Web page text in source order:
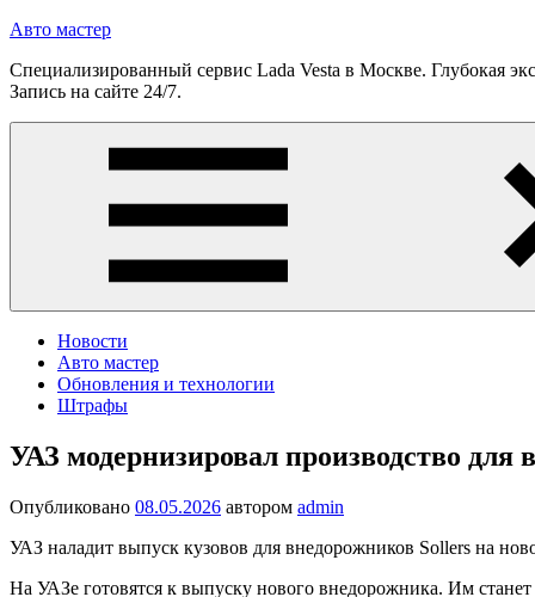
Перейти
содержимому
Авто мастер
Специализированный сервис Lada Vesta в Москве. Глубокая
Запись на сайте 24/7.
Новости
Авто мастер
Обновления и технологии
Штрафы
УАЗ модернизировал производство для
Опубликовано 08.05.2026 автором admin
УАЗ наладит выпуск кузовов для внедорожников Sollers на
На УАЗе готовятся к выпуску нового внедорожника. Им